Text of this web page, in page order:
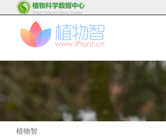
植物智